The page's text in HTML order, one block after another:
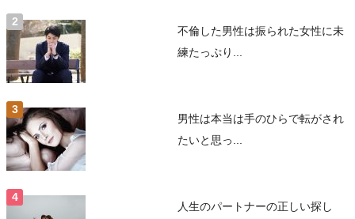
不倫した男性は振られた女性に未
練たっぷり...
男性は本当は手のひらで転がされ
たいと思っ...
人生のパートナーの正しい探し